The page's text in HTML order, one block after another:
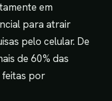
em
para atrair
pelo celular. De
de 60% das
feitas por